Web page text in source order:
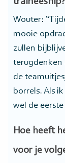
Wouter:
mooie
zullen
terugdenken
de
borrels. Als
wel de
Hoe heeft
voor je